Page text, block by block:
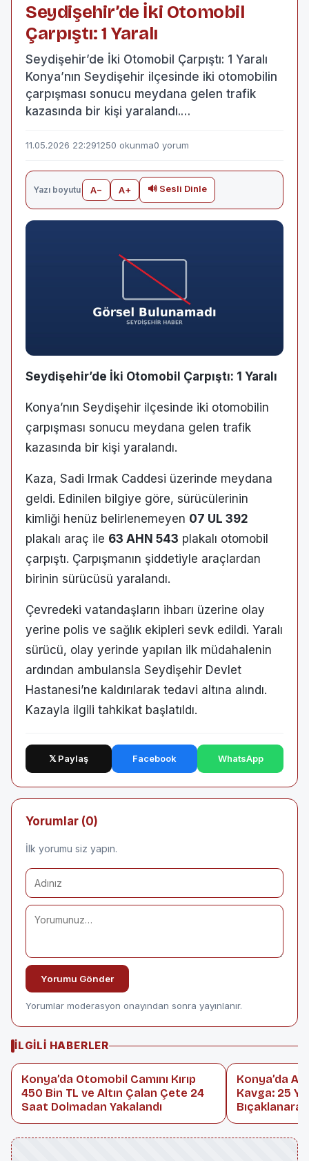
Seydişehir’de İki Otomobil
Çarpıştı: 1 Yaralı
Seydişehir’de İki Otomobil Çarpıştı: 1 Yaralı
Konya’nın Seydişehir ilçesinde iki otomobilin
çarpışması sonucu meydana gelen trafik
kazasında bir kişi yaralandı.…
11.05.2026 22:291250 okunma0 yorum
Yazı boyutu A− A+ 🔊 Sesli Dinle
Seydişehir’de İki Otomobil Çarpıştı: 1 Yaralı
Konya’nın Seydişehir ilçesinde iki otomobilin
çarpışması sonucu meydana gelen trafik
kazasında bir kişi yaralandı.
Kaza, Sadi Irmak Caddesi üzerinde meydana
geldi. Edinilen bilgiye göre, sürücülerinin
kimliği henüz belirlenemeyen 07 UL 392
plakalı araç ile 63 AHN 543 plakalı otomobil
çarpıştı. Çarpışmanın şiddetiyle araçlardan
birinin sürücüsü yaralandı.
Çevredeki vatandaşların ihbarı üzerine olay
yerine polis ve sağlık ekipleri sevk edildi. Yaralı
sürücü, olay yerinde yapılan ilk müdahalenin
ardından ambulansla Seydişehir Devlet
Hastanesi’ne kaldırılarak tedavi altına alındı.
Kazayla ilgili tahkikat başlatıldı.
𝕏 Paylaş Facebook WhatsApp
Yorumlar (0)
İlk yorumu siz yapın.
Yorumu Gönder
Yorumlar moderasyon onayından sonra yayınlanır.
İLGILI HABERLER
Konya’da Otomobil Camını Kırıp
450 Bin TL ve Altın Çalan Çete 24
Saat Dolmadan Yakalandı
Konya’da
Kavga: 25